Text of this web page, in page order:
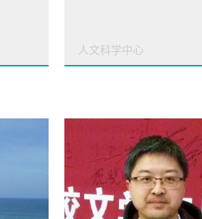
人文科学中心